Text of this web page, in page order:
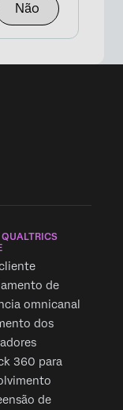
Não
de
omnicanal
dos
360 para
de